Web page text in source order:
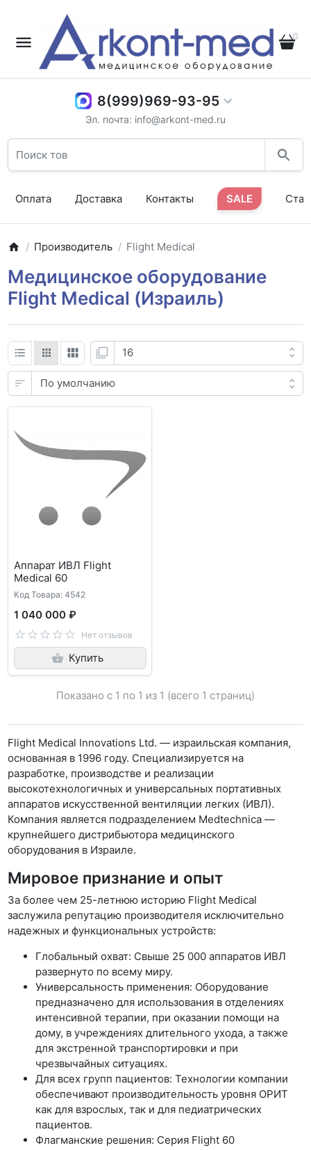
0
8(999)969-93-95
Эл. почта: info@arkont-med.ru
Оплата Доставка Контакты SALE
Производитель Flight Medical
Медицинское оборудование
Flight Medical (Израиль)
Аппарат ИВЛ Flight
Medical 60
Код Товара: 4542
1 040 000 ₽
Нет отзывов
Купить
Показано с 1 по 1 из 1 (всего 1 страниц)
Flight Medical Innovations Ltd. — израильская компания,
основанная в 1996 году. Специализируется на
разработке, производстве и реализации
высокотехнологичных и универсальных портативных
аппаратов искусственной вентиляции легких (ИВЛ).
Компания является подразделением Medtechnica —
крупнейшего дистрибьютора медицинского
оборудования в Израиле.
Мировое признание и опыт
За более чем 25-летнюю историю Flight Medical
заслужила репутацию производителя исключительно
надежных и функциональных устройств:
Глобальный охват: Свыше 25 000 аппаратов ИВЛ
развернуто по всему миру.
Универсальность применения: Оборудование
предназначено для использования в отделениях
интенсивной терапии, при оказании помощи на
дому, в учреждениях длительного ухода, а также
для экстренной транспортировки и при
чрезвычайных ситуациях.
Для всех групп пациентов: Технологии компании
обеспечивают производительность уровня ОРИТ
как для взрослых, так и для педиатрических
пациентов.
Флагманские решения: Серия Flight 60